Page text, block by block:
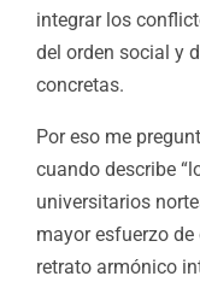
integrar los
del orden social y
concretas.
Por eso me
cuando describe
universitarios
mayor esfuerzo
retrato armónico